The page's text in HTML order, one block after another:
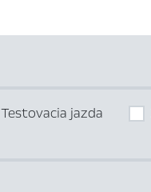
Testovacia jazda